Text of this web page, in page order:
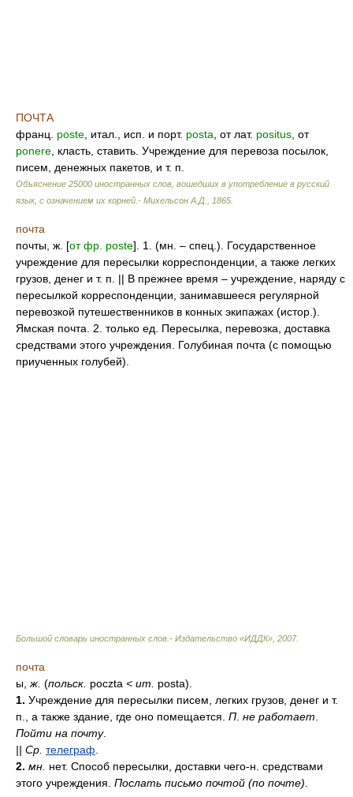
ПОЧТА
франц. poste , итал., исп. и порт. posta , от лат. positus , от
ponere , класть, ставить. Учреждение для перевоза посылок,
писем, денежных пакетов, и т. п.
Объяснение 25000 иностранных слов, вошедших в употребление в русский
язык, с означением их корней.- Михельсон А.Д.
1865
почта
почты, ж. [от фр. poste]. 1. (мн. – спец.). Государственное
учреждение для пересылки корреспонденции, а также легких
грузов, денег и т. п. || В прежнее время – учреждение, наряду с
пересылкой корреспонденции, занимавшееся регулярной
перевозкой путешественников в конных экипажах (истор.).
Ямская почта. 2. только ед. Пересылка, перевозка, доставка
средствами этого учреждения. Голубиная почта (с помощью
приученных голубей).
Большой словарь иностранных слов.- Издательство «ИДДК» 2007.
почта
ы, ж. (польск. poczta < ит.
posta).
1. Учреждение для пересылки писем, легких грузов, денег и т.
п., а также здание, где оно помещается. П не работает
Пойти на почту.
|| Ср. телеграф
2. мн. нет. Способ пересылки, доставки чего-н. средствами
этого учреждения. Послать письмо почтой (по почте)